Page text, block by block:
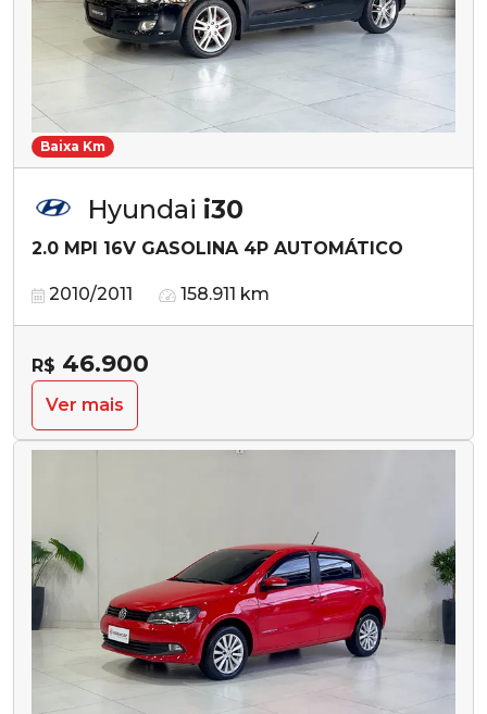
Baixa Km
Hyundai i30
2.0 MPI 16V GASOLINA 4P AUTOMÁTICO
2010/2011 158.911 km
R$ 46.900
Ver mais